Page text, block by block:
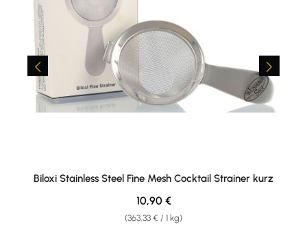
Biloxi Stainless Steel Fine Mesh Cocktail Strainer kurz
(363,33 € / 1 kg)
Regulärer Preis:
10,90 €